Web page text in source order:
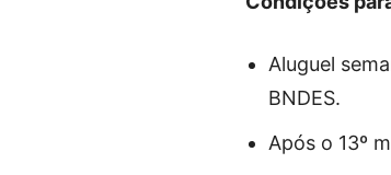
Aluguel
BNDES.
Após o 13º